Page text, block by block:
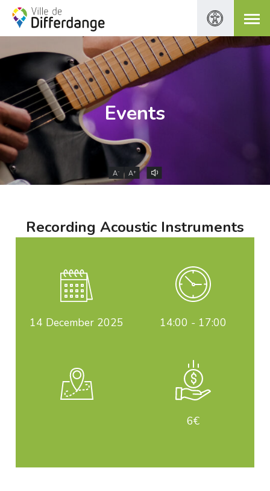
Events
A- A+
Recording Acoustic Instruments
14 December 2025 14:00 - 17:00
6€